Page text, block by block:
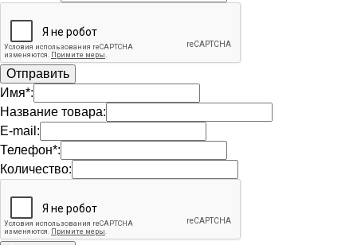
Имя*:
Название товара:
E-mail:
Телефон*:
Количество: